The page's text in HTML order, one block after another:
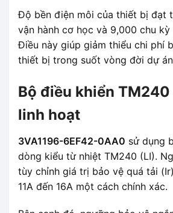
Độ bền điện môi của thiết bị đạt
vận hành cơ học và 9,000 chu kỳ
Điều này giúp giảm thiểu chi phí
thiết bị trong suốt vòng đời dự
Bộ điều khiển
linh hoạt
3VA1196-6EF42-0AA0 sử dụng
dòng kiểu từ nhiệt TM240 (LI).
tùy chỉnh giá trị bảo vệ quá tải
11A đến 16A một cách chính xác.